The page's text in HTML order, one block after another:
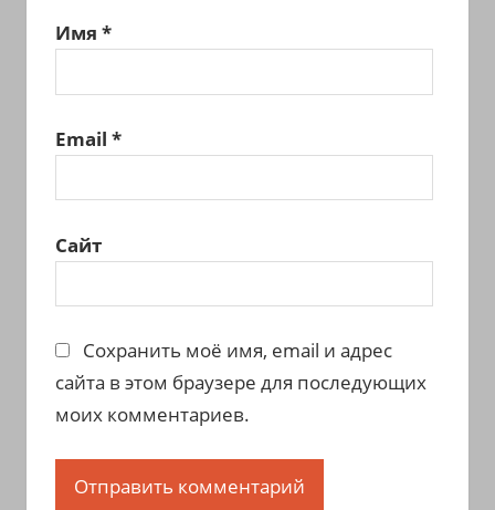
Имя *
Email *
Сайт
Сохранить моё имя, email и адрес
сайта в этом браузере для последующих
моих комментариев.